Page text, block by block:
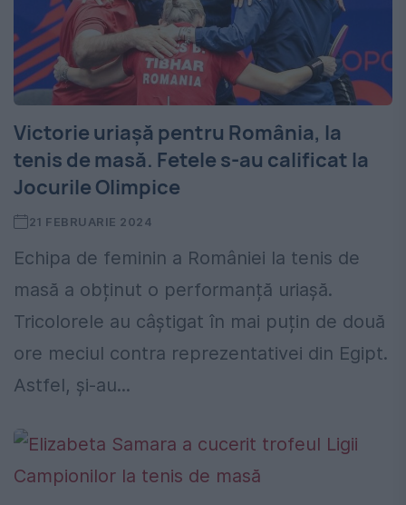
Victorie uriașă pentru România, la
tenis de masă. Fetele s-au calificat la
Jocurile Olimpice
21 FEBRUARIE 2024
Echipa de feminin a României la tenis de
masă a obținut o performanță uriașă.
Tricolorele au câștigat în mai puțin de două
ore meciul contra reprezentativei din Egipt.
Astfel, și-au...